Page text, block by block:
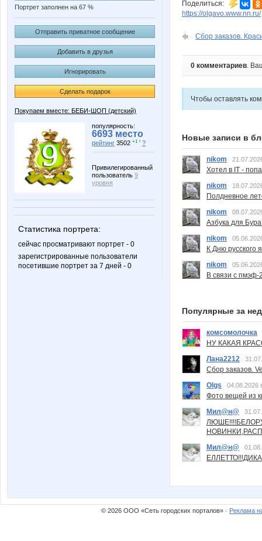
Портрет заполнен на 67 %
Отправить приватное сообщение
Добавить в друзья
Игнорировать
Сделать подарок
Покупаем вместе: БЕБИ-ШОП (детский)
популярность:
6693 место
рейтинг 3502 +1 ↑ ?
Привилегированный
пользователь 9
уровня
Статистика портрета:
сейчас просматривают портрет - 0
зарегистрированные пользователи
посетившие портрет за 7 дней - 0
Поделиться:
https://olgavo.www.nn.ru/
Сбор заказов.
0 комментариев.
Чтобы оставлять
Новые записи в
nikom
Хотел в IT -
nikom
Полдневное
nikom
Азбука для
nikom
К Дню русского
nikom
В связи с пмэф-
Популярные за
комсомолочка
НУ КАКАЯ
Лана2212
Сбор заказов.
Olgs
04.08.2026
Фото вещей из
Мил@н@
Мил@н@
© 2026 ООО «Сеть городских порталов» · Реклама